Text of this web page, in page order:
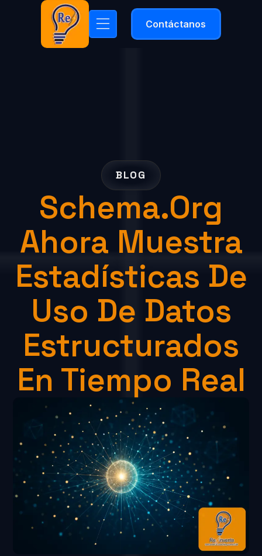
Contáctanos
BLOG
Schema.org
Ahora Muestra
Estadísticas De
Uso De Datos
Estructurados
En Tiempo Real